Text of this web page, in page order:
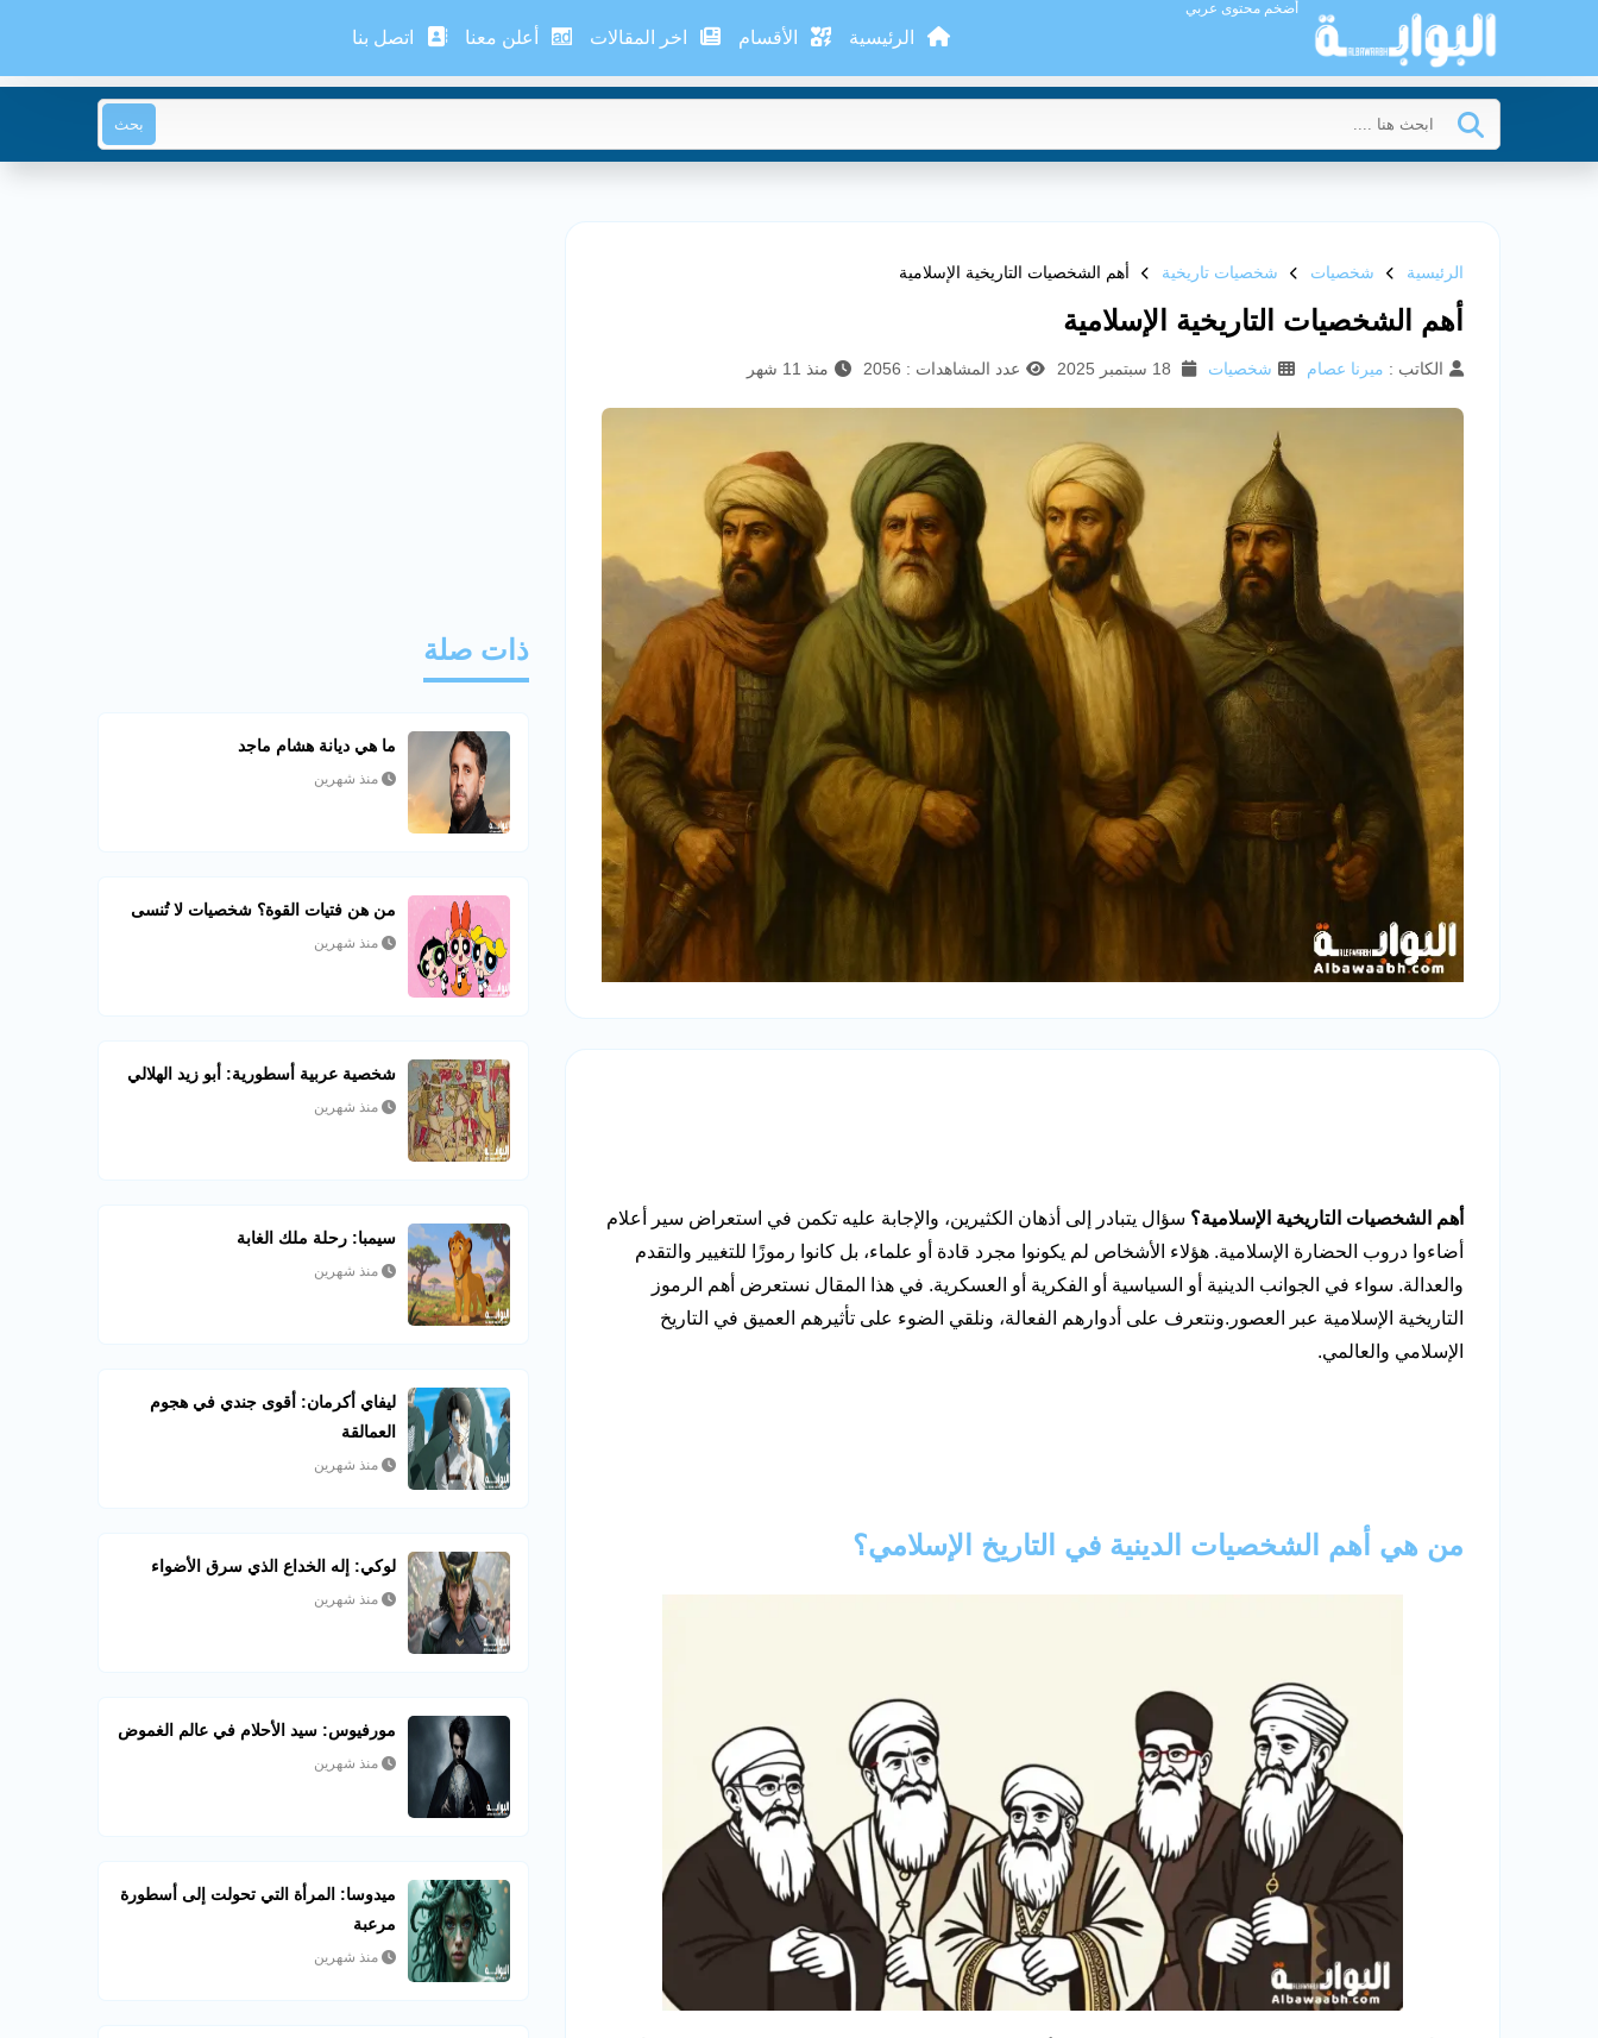
أضخم محتوى عربي
الرئيسية الأقسام اخر المقالات أعلن معنا اتصل بنا
بحث
الرئيسية شخصيات شخصيات تاريخية أهم الشخصيات التاريخية الإسلامية
أهم الشخصيات التاريخية الإسلامية
الكاتب : ميرنا عصام شخصيات عدد المشاهدات : 2056 منذ 11 شهر
أهم الشخصيات التاريخية الإسلامية؟ سؤال يتبادر إلى أذهان الكثيرين، والإجابة عليه تكمن في استعراض سير أعلام
أضاءوا دروب الحضارة الإسلامية. هؤلاء الأشخاص لم يكونوا مجرد قادة أو علماء، بل كانوا رموزًا للتغيير والتقدم
والعدالة. سواء في الجوانب الدينية أو السياسية أو الفكرية أو العسكرية. في هذا المقال نستعرض أهم الرموز
التاريخية الإسلامية عبر العصور.ونتعرف على أدوارهم الفعالة، ونلقي الضوء على تأثيرهم العميق في التاريخ
الإسلامي والعالمي.
من هي أهم الشخصيات الدينية في التاريخ الإسلامي؟
ذات صلة
ما هي ديانة هشام ماجد
منذ شهرين
من هن فتيات القوة؟ شخصيات لا تُنسى
منذ شهرين
شخصية عربية أسطورية: أبو زيد الهلالي
منذ شهرين
سيمبا: رحلة ملك الغابة
منذ شهرين
ليفاي أكرمان: أقوى جندي في هجوم
العمالقة
منذ شهرين
لوكي: إله الخداع الذي سرق الأضواء
منذ شهرين
مورفيوس: سيد الأحلام في عالم الغموض
منذ شهرين
ميدوسا: المرأة التي تحولت إلى أسطورة
مرعبة
منذ شهرين